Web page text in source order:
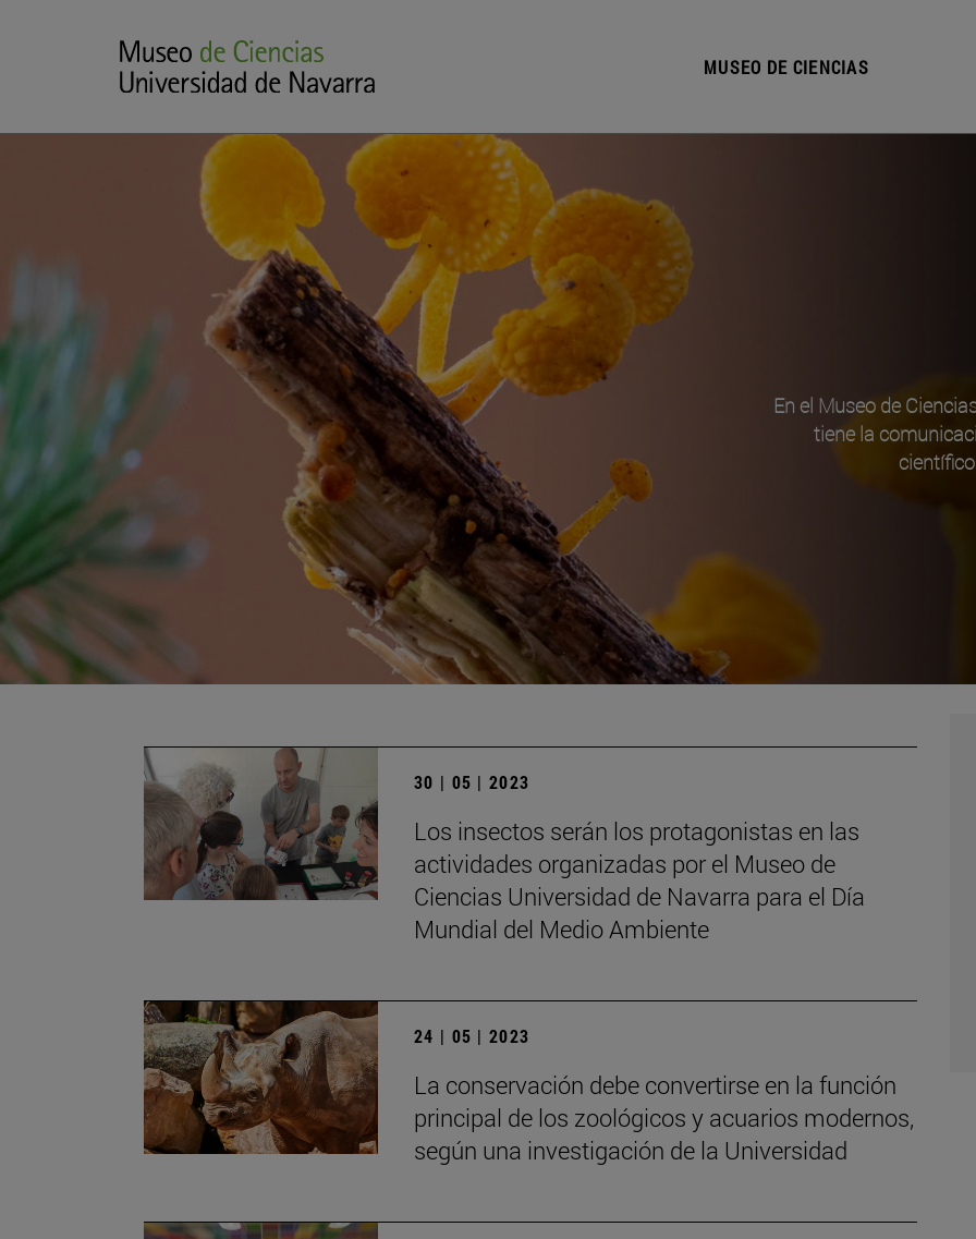
MUSEO DE CIENCIAS
En el Museo de
tiene la
30 | 05 | 2023
Los insectos serán los protagonistas en las
actividades organizadas por el Museo de
Ciencias Universidad de Navarra para el Día
Mundial del Medio Ambiente
24 | 05 | 2023
La conservación debe convertirse en la función
principal de los zoológicos y acuarios modernos,
según una investigación de la Universidad